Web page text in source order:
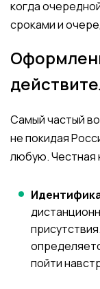
когда
сроками и
Самый частый
не покидая
любую. Честная
пойти